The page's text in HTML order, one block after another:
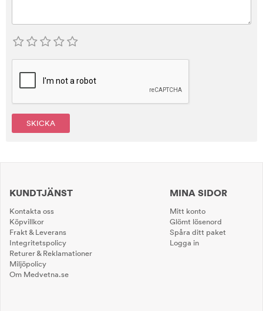
SKICKA
KUNDTJÄNST
Kontakta oss
Köpvillkor
Frakt & Leverans
Integritetspolicy
Returer & Reklamationer
Miljöpolicy
Om Medvetna.se
MINA SIDOR
Mitt konto
Glömt lösenord
Spåra ditt paket
Logga in